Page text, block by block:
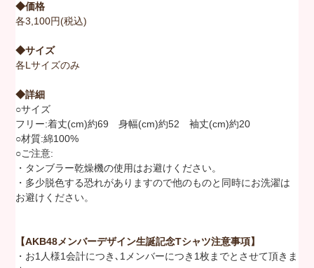
◆価格
各3,100円(税込)
◆サイズ
各Lサイズのみ
◆詳細
○サイズ
フリー:着丈(cm)約69 身幅(cm)約52 袖丈(cm)約20
○材質:綿100%
○ご注意:
・タンブラー乾燥機の使用はお避けください。
・多少脱色する恐れがありますので他のものと同時にお洗濯は
お避けください。
【AKB48メンバーデザイン生誕記念Tシャツ注意事項】
・お1人様1会計につき､1メンバーにつき1枚までとさせて頂きま